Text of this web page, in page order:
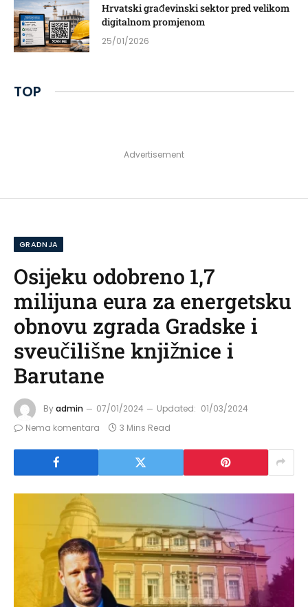
Hrvatski građevinski sektor pred velikom
digitalnom promjenom
25/01/2026
TOP
Advertisement
GRADNJA
Osijeku odobreno 1,7
milijuna eura za energetsku
obnovu zgrada Gradske i
sveučilišne knjižnice i
Barutane
Byadmin 07/01/2024 Updated: 01/03/2024
Nema komentara
3 Mins Read